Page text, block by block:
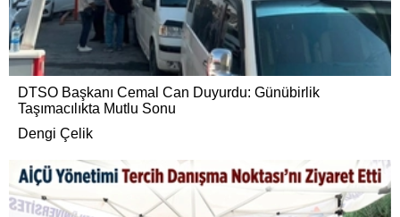
DTSO Başkanı Cemal Can Duyurdu: Günübirlik
Taşımacılıkta Mutlu Sonu
Dengi Çelik